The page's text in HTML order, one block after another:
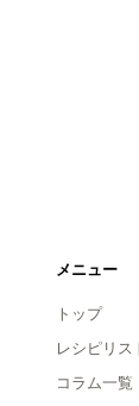
メニュー
トップ
レシピリス
コラム一覧